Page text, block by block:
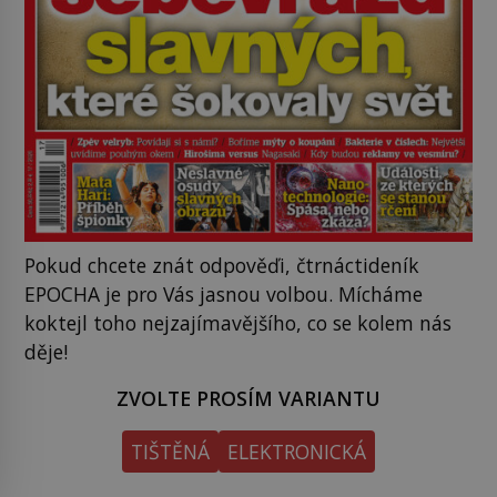
Pokud chcete znát odpověďi, čtrnáctideník
EPOCHA je pro Vás jasnou volbou. Mícháme
koktejl toho nejzajímavějšího, co se kolem nás
děje!
ZVOLTE PROSÍM VARIANTU
TIŠTĚNÁ
ELEKTRONICKÁ